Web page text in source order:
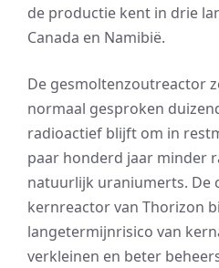
de productie kent in drie
Canada en Namibië.
De gesmoltenzoutreactor
normaal gesproken
radioactief blijft om in
paar honderd jaar minder
natuurlijk uraniumerts. De
kernreactor van Thorizon
langetermijnrisico van
verkleinen en beter